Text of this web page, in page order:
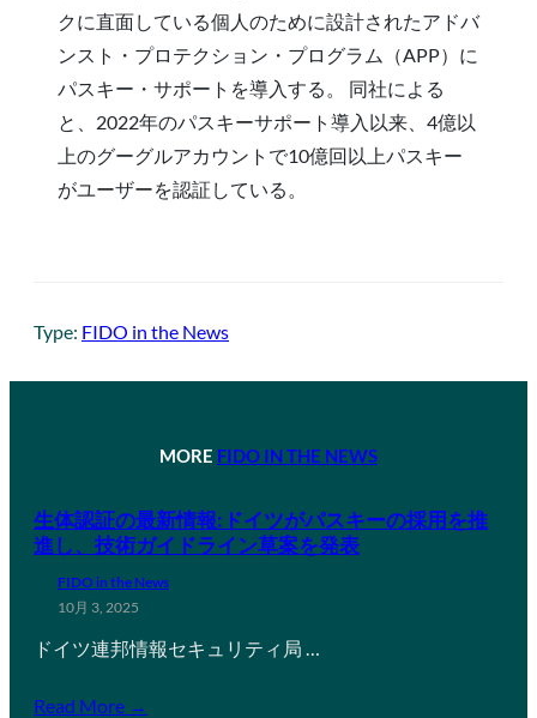
クに直面している個人のために設計されたアドバ
ンスト・プロテクション・プログラム（APP）に
パスキー・サポートを導入する。 同社による
と、2022年のパスキーサポート導入以来、4億以
上のグーグルアカウントで10億回以上パスキー
がユーザーを認証している。
Type: FIDO in the News
MORE FIDO IN THE NEWS
生体認証の最新情報:ドイツがパスキーの採用を推
進し、技術ガイドライン草案を発表
FIDO in the News
10月 3, 2025
ドイツ連邦情報セキュリティ局 …
Read More →